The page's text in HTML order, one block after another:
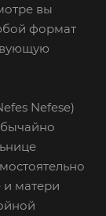
вы
формат
Nefese)
матери